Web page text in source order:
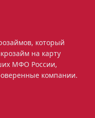
который
на карту
МФО России,
компании.